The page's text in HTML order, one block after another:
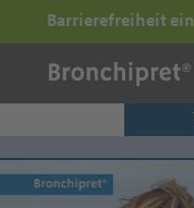
Barrierefreiheit ein